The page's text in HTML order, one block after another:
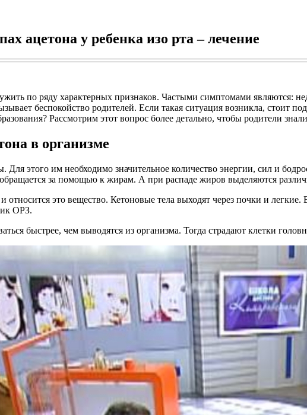
ацетона у ребенка изо рта – лечение
по ряду характерных признаков. Частыми симптомами являются:
беспокойство родителей. Если такая ситуация возникла, стоит
Рассмотрим этот вопрос более детально, чтобы родители
в организме
этого им необходимо значительное количество энергии, сил и
за помощью к жирам. А при распаде жиров выделяются
это вещество. Кетоновые тела выходят через почки и
ОРЗ.
быстрее, чем выводятся из организма. Тогда страдают клетки